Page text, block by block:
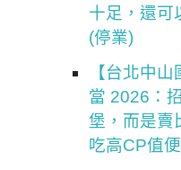
十足，還可
(停業)
【台北中
當 2026：
堡，而是賣
吃高CP值